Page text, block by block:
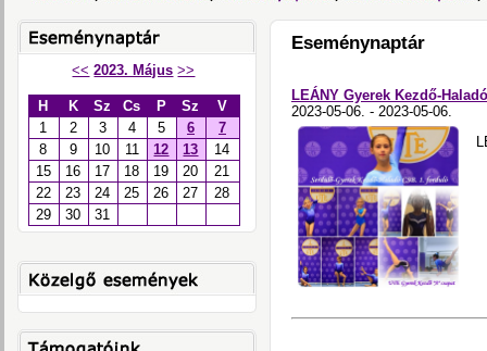
<< 2023. Május >>
H K Sz Cs P Sz
V
1
2 3 4 5 6
7
8
9 10 11 12 13
14
15
16 17 18 19 20
21
22
23 24 25 26 27
28
29
30 31
Eseménynaptár
LEÁNY Gyerek Kezdő-
2023-05-06. - 2023-05-06.